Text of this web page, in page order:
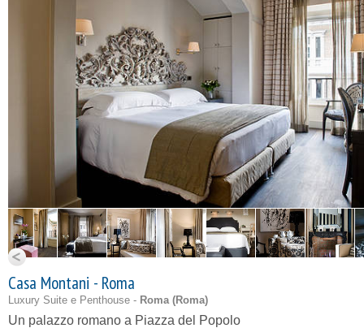
Casa Montani - Roma
Luxury Suite e Penthouse - Roma (Roma)
Un palazzo romano a Piazza del Popolo